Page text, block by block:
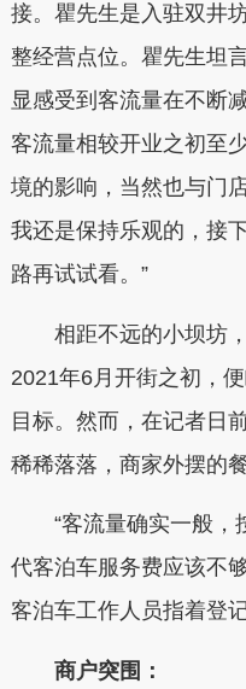
接。瞿先生是入驻双井
整经营点位。瞿先生坦
显感受到客流量在不断
客流量相较开业之初至
境的影响，当然也与门
我还是保持乐观的，接
路再试试看。”
相距不远的小坝坊，
2021年6月开街之初，
目标。然而，在记者日
稀稀落落，商家外摆的
“客流量确实一般，
代客泊车服务费应该不
客泊车工作人员指着登
商户突围：